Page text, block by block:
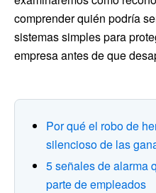
comprender quién podría
sistemas simples para
empresa antes de que
Por qué el robo de
silencioso de las
5 señales de alarma
parte de empleados